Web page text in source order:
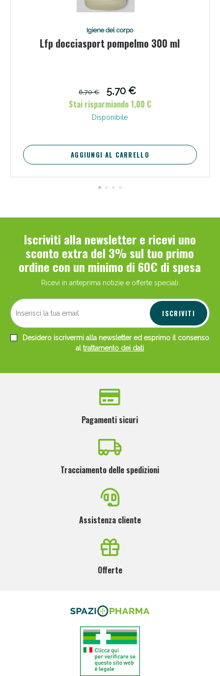
Igiene del corpo
Lfp docciasport pompelmo 300 ml
6,70 €
5,70 €
Stai risparmiando 1,00 €
Disponibile
AGGIUNGI AL CARRELLO
Iscriviti alla newsletter e ricevi uno
sconto extra del 3% sul tuo primo
ordine con un minimo di 60€ di spesa
Ricevi in anteprima notizie e offerte speciali
ISCRIVITI
Desidero iscrivermi alla newsletter ed esprimo il consenso
altrattamento dei dati
Pagamenti sicuri
Tracciamento delle spedizioni
Assistenza cliente
Offerte